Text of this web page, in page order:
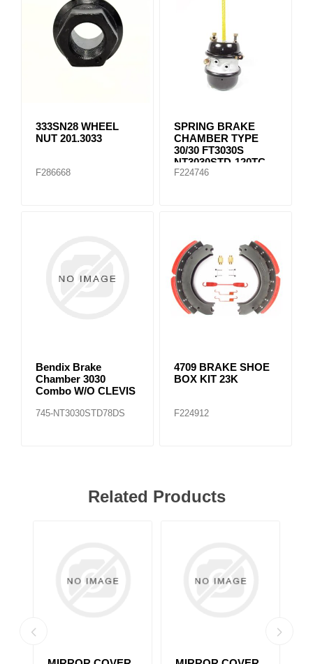
333SN28 WHEEL
NUT 201.3033
F286668
SPRING BRAKE
CHAMBER TYPE
30/30 FT3030S
NT3030STD-120TC
F224746
Bendix Brake
Chamber 3030
Combo W/O CLEVIS
745-NT3030STD78DS
4709 BRAKE SHOE
BOX KIT 23K
F224912
Related Products